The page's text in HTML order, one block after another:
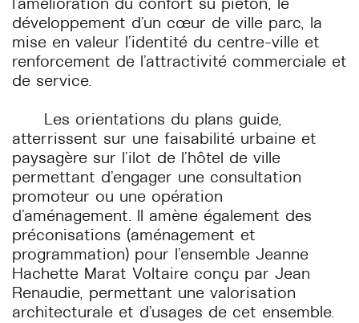
l’amélioration du confort su piéton, le
développement d’un cœur de ville parc, la
mise en valeur l’identité du centre-ville et
renforcement de l’attractivité commerciale et
de service.
Les orientations du plans guide,
atterrissent sur une faisabilité urbaine et
paysagère sur l’ilot de l’hôtel de ville
permettant d’engager une consultation
promoteur ou une opération
d’aménagement. Il amène également des
préconisations (aménagement et
programmation) pour l’ensemble Jeanne
Hachette Marat Voltaire conçu par Jean
Renaudie, permettant une valorisation
architecturale et d’usages de cet ensemble.